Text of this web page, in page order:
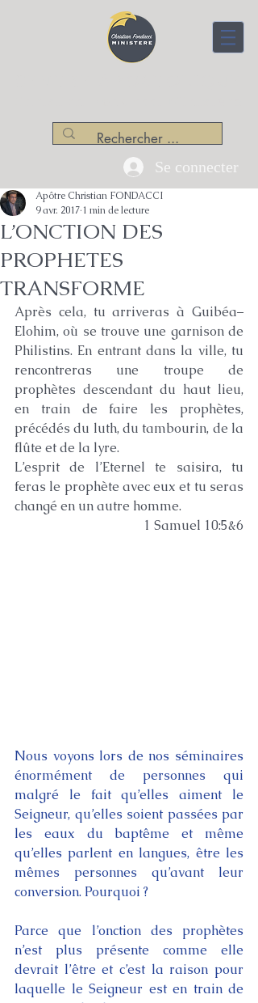
Se connecter
L’ONCTION DES
PROPHETES
TRANSFORME
Apôtre Christian FONDACCI
9 avr. 2017 1 min de lecture
Après cela, tu arriveras à Guibéa–
Elohim, où se trouve une garnison de
Philistins. En entrant dans la ville, tu
rencontreras une troupe de
prophètes descendant du haut lieu,
en train de faire les prophètes,
précédés du luth, du tambourin, de la
flûte et de la lyre.
L’esprit de l’Eternel te saisira, tu
feras le prophète avec eux et tu seras
changé en un autre homme.
1 Samuel 10:5&6
Nous voyons lors de nos séminaires
énormément de personnes qui
malgré le fait qu’elles aiment le
Seigneur, qu’elles soient passées par
les eaux du baptême et même
qu’elles parlent en langues, être les
mêmes personnes qu’avant leur
conversion. Pourquoi ?
Parce que l’onction des prophètes
n’est plus présente comme elle
devrait l’être et c’est la raison pour
laquelle le Seigneur est en train de